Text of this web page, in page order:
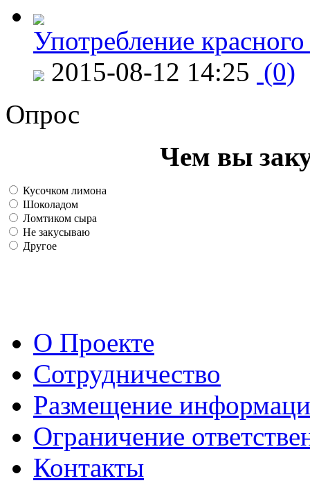
Употребление
2015-08-12 14:25 (0)
Опрос
Чем вы
Кусочком лимона
Шоколадом
Ломтиком сыра
Не закусываю
Другое
О Проекте
Сотрудничество
Размещение
Ограничение
Контакты